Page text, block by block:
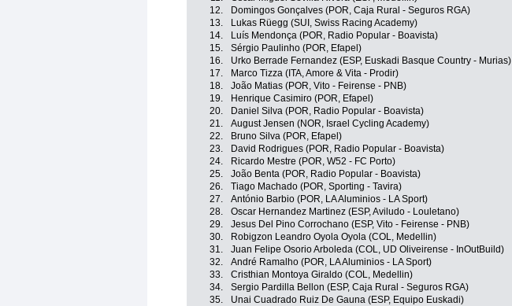
12.
Domingos Gonçalves (POR, Caja Rural - Seguros RGA)
13.
Lukas Rüegg (SUI, Swiss Racing Academy)
14.
Luís Mendonça (POR, Radio Popular - Boavista)
15.
Sérgio Paulinho (POR, Efapel)
16.
Urko Berrade Fernandez (ESP, Euskadi Basque Country - Murias)
17.
Marco Tizza (ITA, Amore & Vita - Prodir)
18.
João Matias (POR, Vito - Feirense - PNB)
19.
Henrique Casimiro (POR, Efapel)
20.
Daniel Silva (POR, Radio Popular - Boavista)
21.
August Jensen (NOR, Israel Cycling Academy)
22.
Bruno Silva (POR, Efapel)
23.
David Rodrigues (POR, Radio Popular - Boavista)
24.
Ricardo Mestre (POR, W52 - FC Porto)
25.
João Benta (POR, Radio Popular - Boavista)
26.
Tiago Machado (POR, Sporting - Tavira)
27.
António Barbio (POR, LA Aluminios - LA Sport)
28.
Oscar Hernandez Martinez (ESP, Aviludo - Louletano)
29.
Jesus Del Pino Corrochano (ESP, Vito - Feirense - PNB)
30.
Robigzon Leandro Oyola Oyola (COL, Medellin)
31.
Juan Felipe Osorio Arboleda (COL, UD Oliveirense - InOutBuild)
32.
André Ramalho (POR, LA Aluminios - LA Sport)
33.
Cristhian Montoya Giraldo (COL, Medellin)
34.
Sergio Pardilla Bellon (ESP, Caja Rural - Seguros RGA)
35.
Unai Cuadrado Ruiz De Gauna (ESP, Equipo Euskadi)